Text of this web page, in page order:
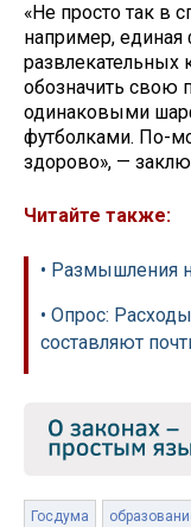
«Не просто так в
например,
развлекательных
обозначить свою
одинаковыми
футболками. По-
здорово», —
Читайте также:
• Размышления
• Опрос:
составляют
Госдума